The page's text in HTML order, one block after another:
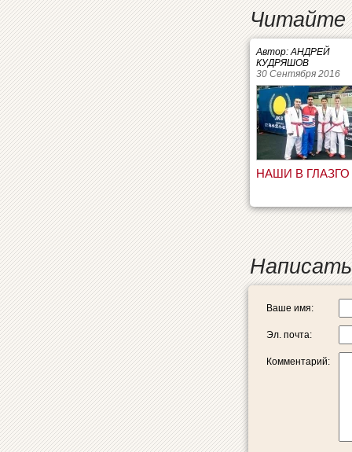
Читайте
Автор: АНДРЕЙ
КУДРЯШОВ
30 Сентября 2016
НАШИ В ГЛАЗГО
Ваше имя:
Эл. почта:
Комментарий: